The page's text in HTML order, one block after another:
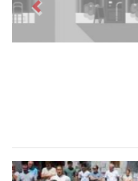
Zubimusu Ikastola
Zizurkil - Hezkuntza